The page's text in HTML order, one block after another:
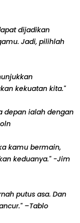
dijadikan
Jadi, pilihlah
kekuatan kita."
depan ialah dengan
kamu bermain,
keduanya." -Jim
putus asa. Dan
–Tablo